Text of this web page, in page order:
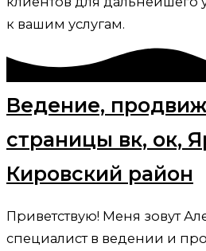
к вашим услугам.
Ведение,
страницы вк, ок,
Кировский район
Приветствую! Меня зовут
специалист в ведении и